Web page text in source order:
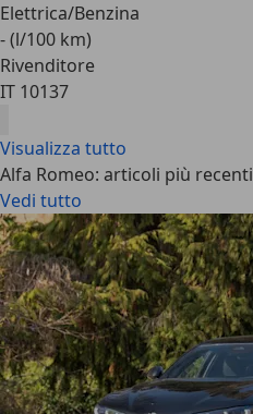
Elettrica/Benzina
- (l/100 km)
Rivenditore
IT 10137
Visualizza tutto
Alfa Romeo: articoli più recenti
Vedi tutto